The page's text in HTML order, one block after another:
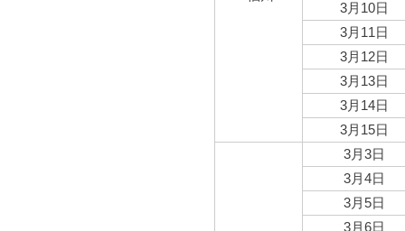
3月10日
3月11日
3月12日
3月13日
3月14日
3月15日
3月3日
3月4日
3月5日
3月6日